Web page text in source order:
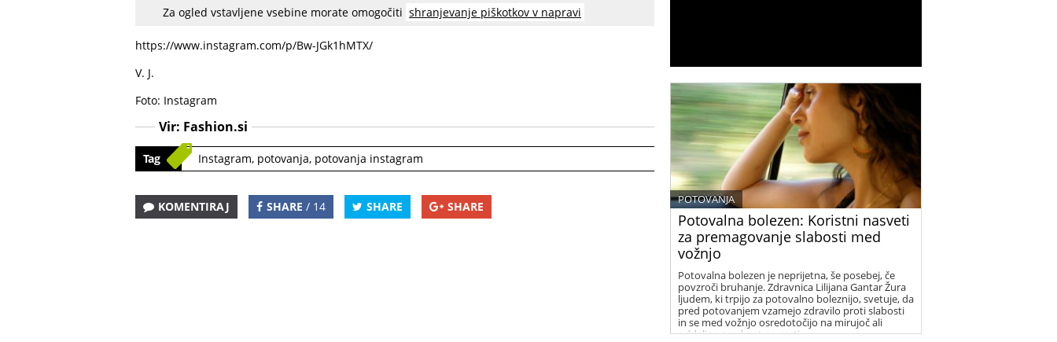
Za ogled vstavljene vsebine morate omogočiti shranjevanje piškotkov v napravi
https://www.instagram.com/p/Bw-JGk1hMTX/
V. J.
Foto: Instagram
Vir: Fashion.si
Tag Instagram, potovanja, potovanja instagram
KOMENTIRAJ SHARE / 14 SHARE SHARE
Potovalna bolezen: Koristni nasveti
za premagovanje slabosti med
vožnjo
POTOVANJA
Potovalna bolezen je neprijetna, še posebej, če
povzroči bruhanje. Zdravnica Lilijana Gantar Žura
ljudem, ki trpijo za potovalno boleznijo, svetuje, da
pred potovanjem vzamejo zdravilo proti slabosti
in se med vožnjo osredotočijo na mirujoč ali
oddaljen predmet na cesti.